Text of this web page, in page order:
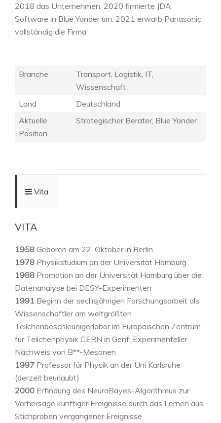
2018 das Unternehmen. 2020 firmierte JDA
Software in Blue Yonder um. 2021 erwarb Panasonic
vollständig die Firma.
Branche
Transport, Logistik, IT,
Wissenschaft
Land
Deutschland
Aktuelle
Position
Strategischer Berater, Blue Yonder
Vita
VITA
1958 Geboren am 22. Oktober in Berlin
1978 Physikstudium an der Universität Hamburg
1988 Promotion an der Universität Hamburg über die
Datenanalyse bei DESY-Experimenten
1991 Beginn der sechsjährigen Forschungsarbeit als
Wissenschaftler am weltgrößten
Teilchenbeschleunigerlabor im Europäischen Zentrum
für Teilchenphysik CERN in Genf. Experimenteller
Nachweis von B**-Mesonen
1997 Professor für Physik an der Uni Karlsruhe
(derzeit beurlaubt)
2000 Erfindung des NeuroBayes-Algorithmus zur
Vorhersage künftiger Ereignisse durch das Lernen aus
Stichproben vergangener Ereignisse